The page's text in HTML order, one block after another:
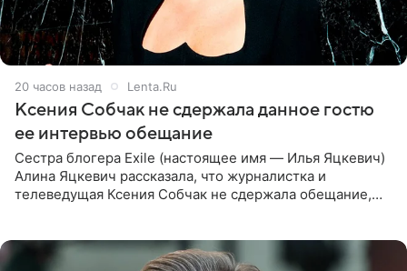
20 часов назад Lenta.Ru
Ксения Собчак не сдержала данное гостю
ее интервью обещание
Сестра блогера Exile (настоящее имя — Илья Яцкевич)
Алина Яцкевич рассказала, что журналистка и
телеведущая Ксения Собчак не сдержала обещание,